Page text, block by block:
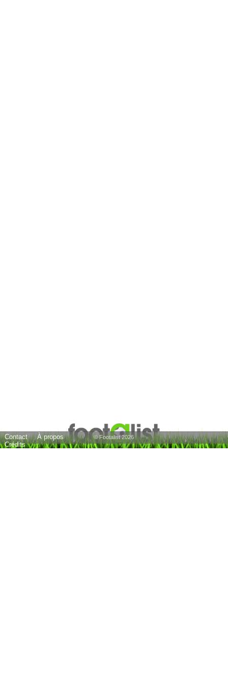
Contact
À propos
Crédits
© Footalist 2026